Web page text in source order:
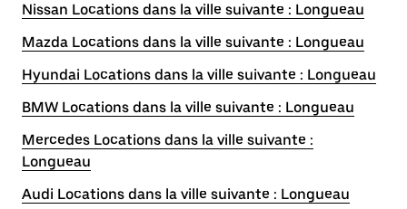
Nissan Locations dans la ville suivante : Longueau
Mazda Locations dans la ville suivante : Longueau
Hyundai Locations dans la ville suivante : Longueau
BMW Locations dans la ville suivante : Longueau
Mercedes Locations dans la ville suivante :
Longueau
Audi Locations dans la ville suivante : Longueau